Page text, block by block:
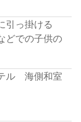
引っ掛ける
どでの子供の
ル 海側和室